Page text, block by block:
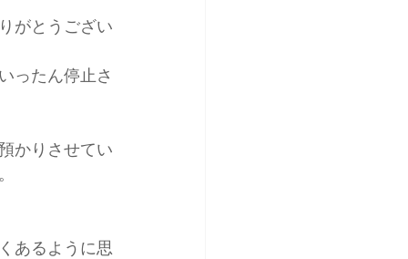
がとうござい
ったん停止さ
かりさせてい
あるように思